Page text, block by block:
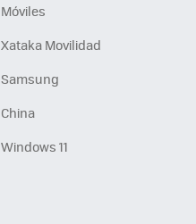
Móviles
Xataka Movilidad
Samsung
China
Windows 11